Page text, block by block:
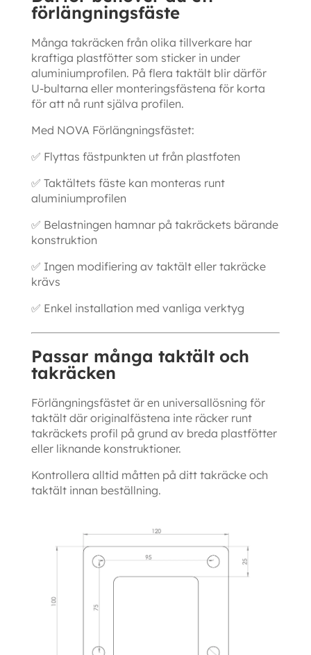
förlängningsfäste
Många takräcken från olika tillverkare har
kraftiga plastfötter som sticker in under
aluminiumprofilen. På flera taktält blir därför
U-bultarna eller monteringsfästena för korta
för att nå runt själva profilen.
Med NOVA Förlängningsfästet:
✅ Flyttas fästpunkten ut från plastfoten
✅ Taktältets fäste kan monteras runt
aluminiumprofilen
✅ Belastningen hamnar på takräckets bärande
konstruktion
✅ Ingen modifiering av taktält eller takräcke
krävs
✅ Enkel installation med vanliga verktyg
Passar många taktält och
takräcken
Förlängningsfästet är en universallösning för
taktält där originalfästena inte räcker runt
takräckets profil på grund av breda plastfötter
eller liknande konstruktioner.
Kontrollera alltid måtten på ditt takräcke och
taktält innan beställning.